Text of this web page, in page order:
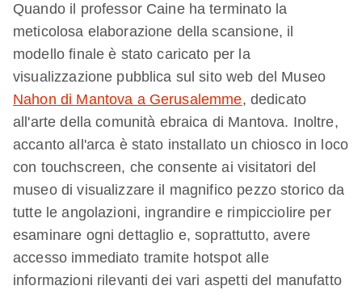
Quando il professor Caine ha terminato la
meticolosa elaborazione della scansione, il
modello finale è stato caricato per la
visualizzazione pubblica sul sito web del Museo
Nahon di Mantova a Gerusalemme, dedicato
all'arte della comunità ebraica di Mantova. Inoltre,
accanto all'arca è stato installato un chiosco in loco
con touchscreen, che consente ai visitatori del
museo di visualizzare il magnifico pezzo storico da
tutte le angolazioni, ingrandire e rimpicciolire per
esaminare ogni dettaglio e, soprattutto, avere
accesso immediato tramite hotspot alle
informazioni rilevanti dei vari aspetti del manufatto